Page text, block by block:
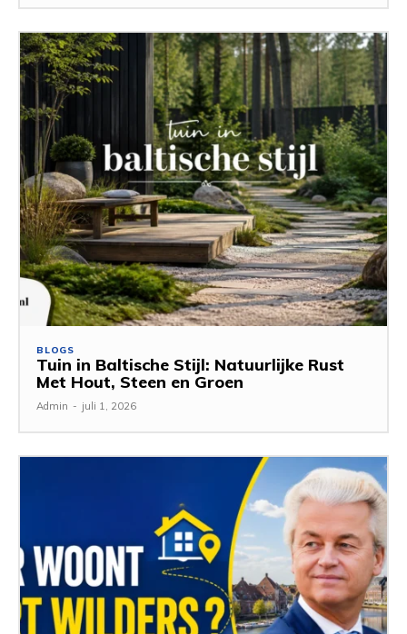
BLOGS
Tuin in Baltische Stijl: Natuurlijke Rust
Met Hout, Steen en Groen
Admin - juli 1, 2026